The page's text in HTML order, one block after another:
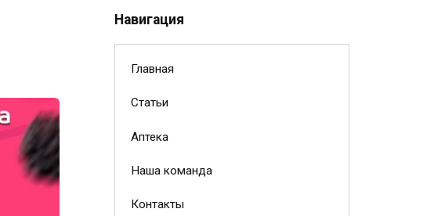
Навигация
Главная
Статьи
Аптека
Наша команда
Контакты